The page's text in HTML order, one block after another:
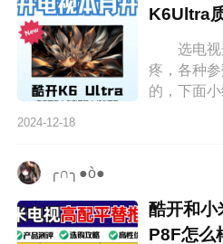
K6Ultra
选电视
疼，各种
的，下面
量好吗
2024-12-18
╭∩╮●ò●
酷开和小
P8F怎么